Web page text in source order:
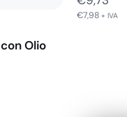
Olio
€7,98 + IVA